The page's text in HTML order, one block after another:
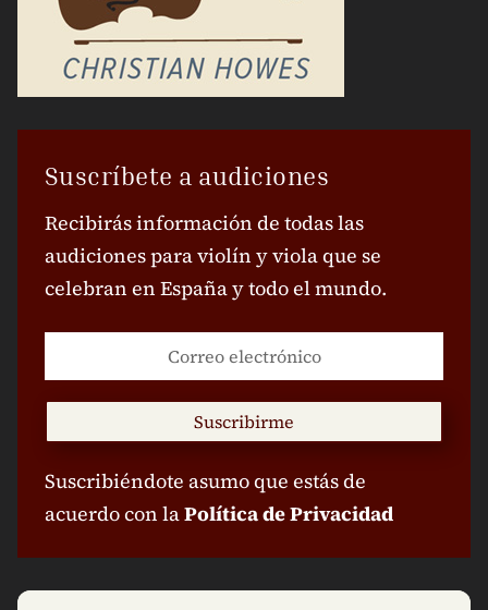
Suscríbete a audiciones
Recibirás información de todas las
audiciones para violín y viola que se
celebran en España y todo el mundo.
Suscribirme
Suscribiéndote asumo que estás de
acuerdo con laPolítica de Privacidad